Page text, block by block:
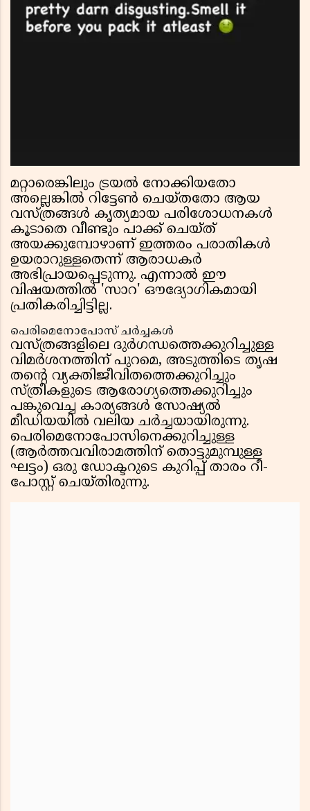
മറ്റാരെങ്കിലും ട്രയൽ നോക്കിയതോ
അല്ലെങ്കിൽ റിട്ടേൺ ചെയ്തതോ ആയ
വസ്ത്രങ്ങൾ കൃത്യമായ പരിശോധനകൾ
കൂടാതെ വീണ്ടും പാക്ക് ചെയ്ത്
അയക്കുമ്പോഴാണ് ഇത്തരം പരാതികൾ
ഉയരാറുള്ളതെന്ന് ആരാധകർ
അഭിപ്രായപ്പെടുന്നു. എന്നാൽ ഈ
വിഷയത്തിൽ 'സാറ' ഔദ്യോഗികമായി
പ്രതികരിച്ചിട്ടില്ല.
പെരിമെനോപോസ് ചർച്ചകൾ
വസ്ത്രങ്ങളിലെ ദുർഗന്ധത്തെക്കുറിച്ചുള്ള
വിമർശനത്തിന് പുറമെ, അടുത്തിടെ തൃഷ
തന്റെ വ്യക്തിജീവിതത്തെക്കുറിച്ചും
സ്ത്രീകളുടെ ആരോഗ്യത്തെക്കുറിച്ചും
പങ്കുവെച്ച കാര്യങ്ങൾ സോഷ്യൽ
മീഡിയയിൽ വലിയ ചർച്ചയായിരുന്നു.
പെരിമെനോപോസിനെക്കുറിച്ചുള്ള
(ആർത്തവവിരാമത്തിന് തൊട്ടുമുമ്പുള്ള
ഘട്ടം) ഒരു ഡോക്ടറുടെ കുറിപ്പ് താരം റീ-
പോസ്റ്റ് ചെയ്തിരുന്നു.